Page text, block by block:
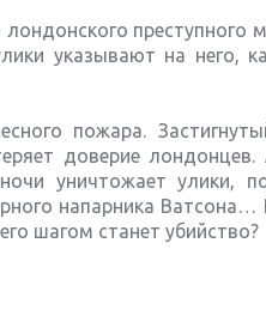
преступного
указывают на него,
пожара.
доверие
уничтожает улики,
напарника
шагом станет убийство?